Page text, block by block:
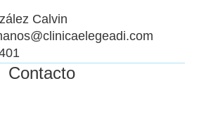
Calvin
Contacto